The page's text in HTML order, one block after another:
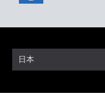
日本